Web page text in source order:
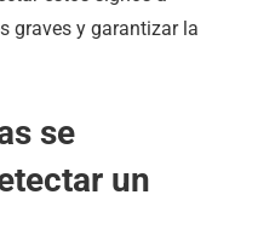
graves y garantizar la
se
un